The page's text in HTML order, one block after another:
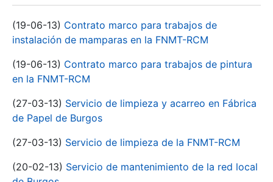
(19-06-13) Contrato marco para trabajos de
instalación de mamparas en la FNMT-RCM
(19-06-13) Contrato marco para trabajos de pintura
en la FNMT-RCM
(27-03-13) Servicio de limpieza y acarreo en Fábrica
de Papel de Burgos
(27-03-13) Servicio de limpieza de la FNMT-RCM
(20-02-13) Servicio de mantenimiento de la red local